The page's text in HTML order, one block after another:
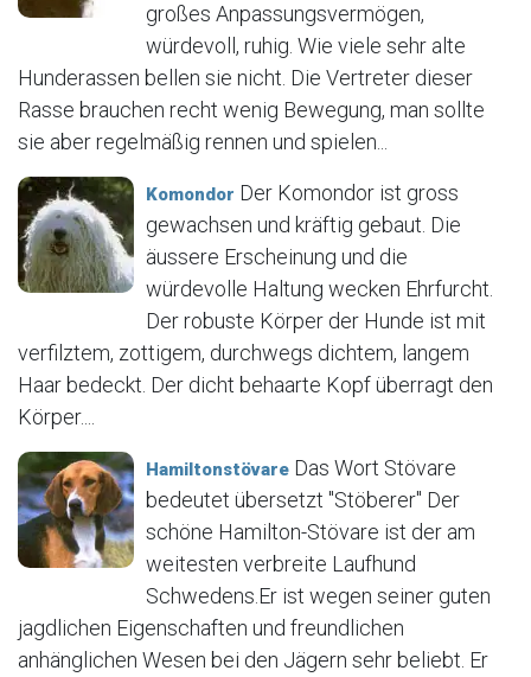
großes Anpassungsvermögen,
würdevoll, ruhig. Wie viele sehr alte
Hunderassen bellen sie nicht. Die Vertreter dieser
Rasse brauchen recht wenig Bewegung, man sollte
sie aber regelmäßig rennen und spielen...
Komondor Der Komondor ist gross
gewachsen und kräftig gebaut. Die
äussere Erscheinung und die
würdevolle Haltung wecken Ehrfurcht.
Der robuste Körper der Hunde ist mit
verfilztem, zottigem, durchwegs dichtem, langem
Haar bedeckt. Der dicht behaarte Kopf überragt den
Körper....
Hamiltonstövare Das Wort Stövare
bedeutet übersetzt "Stöberer" Der
schöne Hamilton-Stövare ist der am
weitesten verbreite Laufhund
Schwedens.Er ist wegen seiner guten
jagdlichen Eigenschaften und freundlichen
anhänglichen Wesen bei den Jägern sehr beliebt. Er